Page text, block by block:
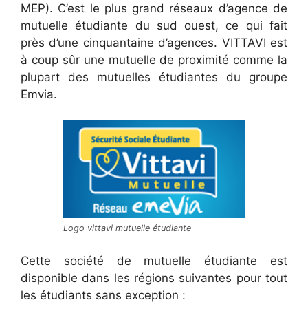
MEP). C’est le plus grand réseaux d’agence de
mutuelle étudiante du sud ouest, ce qui fait
près d’une cinquantaine d’agences. VITTAVI est
à coup sûr une mutuelle de proximité comme la
plupart des mutuelles étudiantes du groupe
Emvia.
Logo vittavi mutuelle étudiante
Cette société de mutuelle étudiante est
disponible dans les régions suivantes pour tout
les étudiants sans exception :